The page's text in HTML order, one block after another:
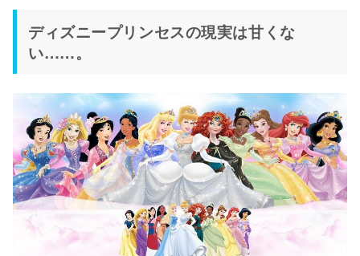
ディズニープリンセスの現実は甘くな
い……。